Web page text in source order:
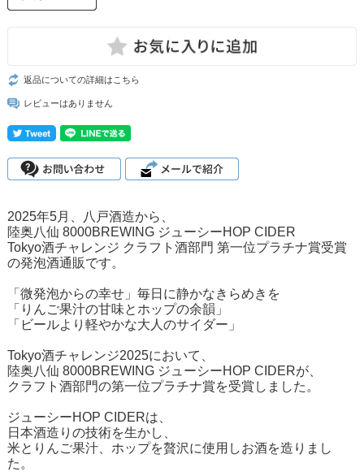
返品についての詳細はこちら
レビューはありません
2025年5月、八戸酒造から、
陸奥八仙 8000BREWING ジューシーHOP CIDER
Tokyo酒チャレンジ クラフト酒部門 第一位プラチナ賞受賞
の発泡酒通販です。
「微発泡からの幸せ」毎日に静かなきらめきを
「りんご果汁の甘味とホップの余韻」
「ビールより軽やかな大人のサイダー」
Tokyo酒チャレンジ2025において、
陸奥八仙 8000BREWING ジューシーHOP CIDERが、
クラフト酒部門の第一位プラチナ賞を受賞しました。
ジューシーHOP CIDERは、
日本酒造りの技術を生かし、
米とりんご果汁、ホップを贅沢に使用しお酒を造りまし
た。